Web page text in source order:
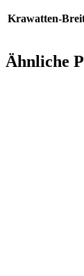
Krawatten-
Ähnliche